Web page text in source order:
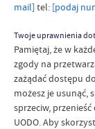
mail] tel: [podaj
Twoje uprawnienia
Pamiętaj, że w
zgody na
zażądać dostępu
możesz je usunąć,
sprzeciw,
UODO. Aby